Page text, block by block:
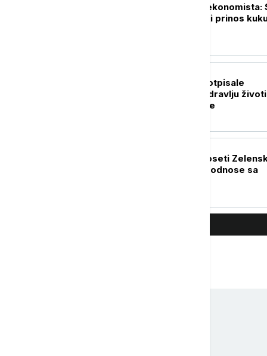
Upozorenje agroekonomista:
bi mogla da smanji prinos
Srbija i Ukrajina potpisale
memorandum o zdravlju
bezbednosti hrane
Marina Raguš o poseti
Srbiji: Važna je za odnose sa